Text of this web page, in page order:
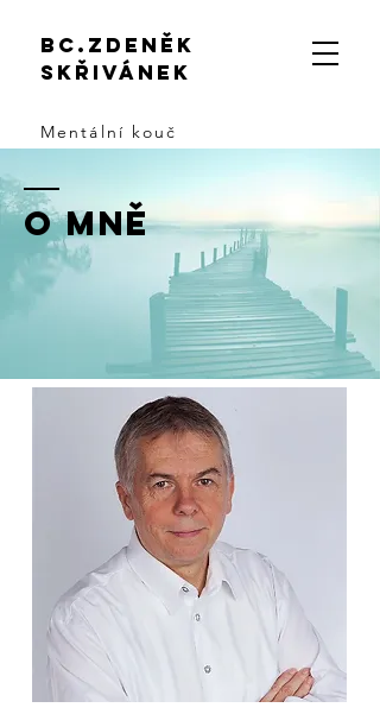
Bc.zdeněk
skřivánek
Mentální kouč
o mně